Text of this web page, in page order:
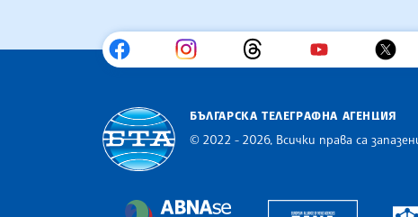
БЪЛГАРСКА ТЕЛЕГРАФНА АГЕНЦИЯ
© 2022 - 2026, Всички права са
The Assocoation of the Balkan